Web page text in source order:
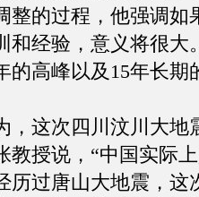
整的过程，他强调如
和经验，意义将很大
的高峰以及15年长期
这次四川汶川大地
教授说，“中国实际
历过唐山大地震，这